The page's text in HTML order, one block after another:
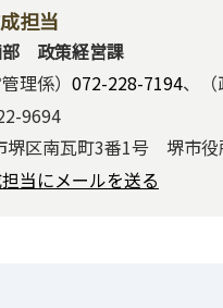
担当
政策経営課
理係） 072-228-7194、（
9694
区南瓦町3番1号 堺市役
当にメールを送る